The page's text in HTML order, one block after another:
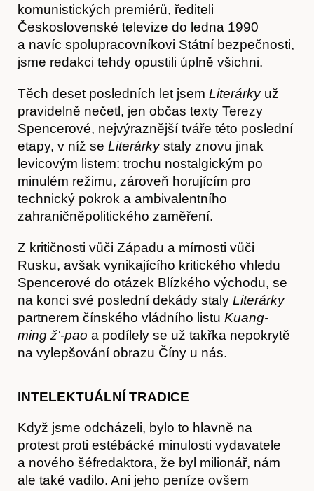
Obchod
komunistických premiérů, řediteli
Československé televize do ledna 1990
a navíc spolupracovníkovi Státní bezpečnosti,
jsme redakci tehdy opustili úplně všichni.
Těch deset posledních let jsem Literárky už
pravidelně nečetl, jen občas texty Terezy
Spencerové, nejvýraznější tváře této poslední
etapy, v níž se Literárkystaly znovu jinak
levicovým listem: trochu nostalgickým po
minulém režimu, zároveň horujícím pro
technický pokrok a ambivalentního
zahraničněpolitického zaměření.
Z kritičnosti vůči Západu a mírnosti vůči
Rusku, avšak vynikajícího kritického vhledu
Spencerové do otázek Blízkého východu, se
na konci své poslední dekády staly Literárky
partnerem čínského vládního listu Kuang-
ming ž'-pao a podílely se už takřka nepokrytě
na vylepšování obrazu Číny u nás.
INTELEKTUÁLNÍ TRADICE
Když jsme odcházeli, bylo to hlavně na
protest proti estébácké minulosti vydavatele
a nového šéfredaktora, že byl milionář, nám
ale také vadilo. Ani jeho peníze ovšem